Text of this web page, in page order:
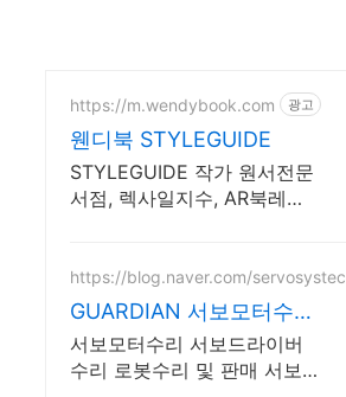
https://m.wendybook.com 광고
웬디북 STYLEGUIDE
STYLEGUIDE 작가 원서전문
서점, 렉사일지수, AR북레벨,
https://blog.naver.com/servosystec
GUARDIAN 서보모터수리
서보드라이버수리
서보모터수리 서보드라이버
수리 로봇수리 및 판매 서보